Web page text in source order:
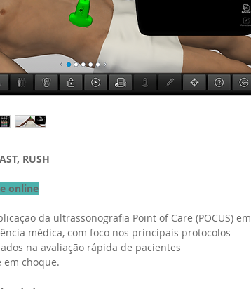
RUSH
online
da ultrassonografia Point of Care (POCUS) em
médica, com foco nos principais protocolos
na avaliação rápida de pacientes
choque.